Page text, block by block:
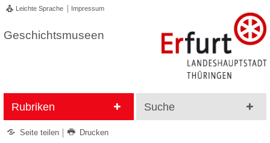
Leichte Sprache Impressum
Geschichtsmuseen
Rubriken Suche
Seite teilen Drucken